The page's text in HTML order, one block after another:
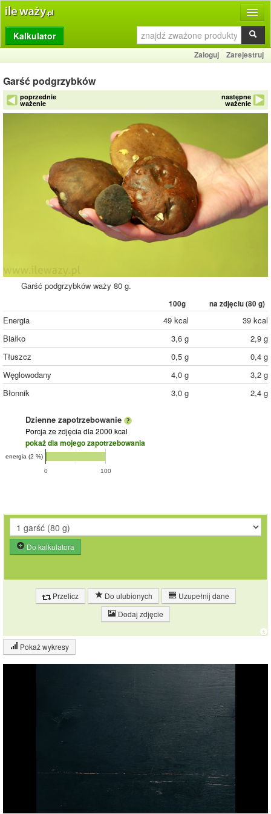
Produkty
Dziennik
Przelicznik
Porównywarka
O stronie
Kalkulator
Zaloguj Zarejestruj
Garść podgrzybków
poprzednie
ważenie
następne
ważenie
Garść podgrzybków waży 80 g.
100g na zdjęciu (80 g)
Energia 49 kcal
39 kcal
Białko
3,6 g
2,9 g
Tłuszcz
0,5 g
0,4 g
Węglowodany
4,0 g
3,2 g
Błonnik
3,0 g 2,4 g
Dzienne zapotrzebowanie
Porcja ze zdjęcia dla 2000 kcal
pokaż dla mojego zapotrzebowania
0 100
energia (2 %)
Do kalkulatora
Przelicz Do ulubionych
Uzupełnij dane
Dodaj zdjęcie
Pokaż wykresy
Wykres składu produktu
Pozostałe (92%)